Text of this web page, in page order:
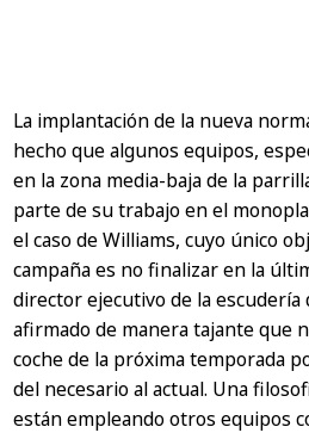
La implantación de la nueva
hecho que algunos equipos,
en la zona media-baja de la
parte de su trabajo en el
el caso de Williams, cuyo único
campaña es no finalizar en la
director ejecutivo de la escudería
afirmado de manera tajante que
coche de la próxima temporada
del necesario al actual. Una
están empleando otros equipos